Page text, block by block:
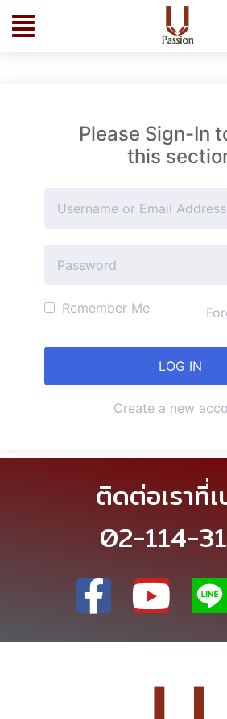
Please Sign-In
this
Remember Me
Create a new
ติดต่อเราที่
02-114-